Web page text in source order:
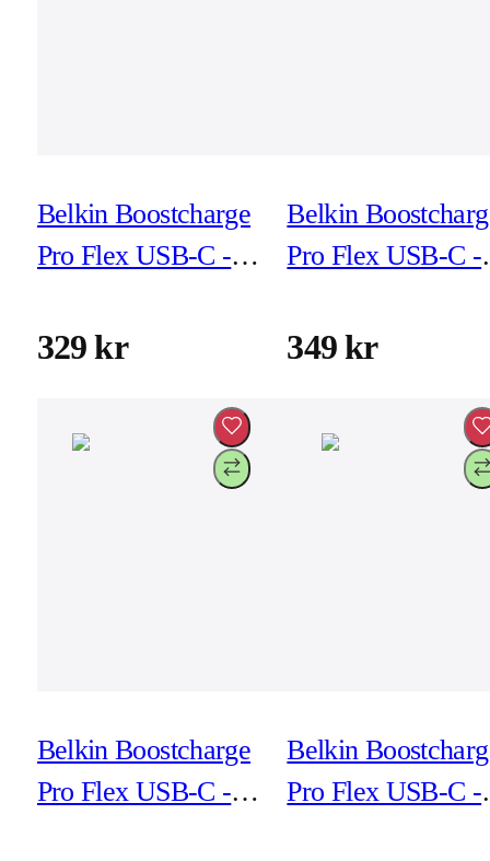
Belkin Boostcharge
Pro Flex USB-C -
329 kr
Belkin
Pro Flex USB-C -
349 kr
Belkin Boostcharge
Pro Flex USB-C -
Belkin
Pro Flex USB-C -